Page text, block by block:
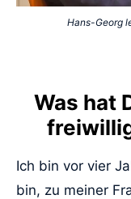
Hans-Georg
Was hat
Ich bin vor vier
bin, zu meiner